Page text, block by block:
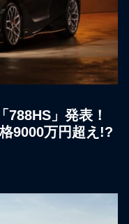
788HS」発表！
9000万円超え!?